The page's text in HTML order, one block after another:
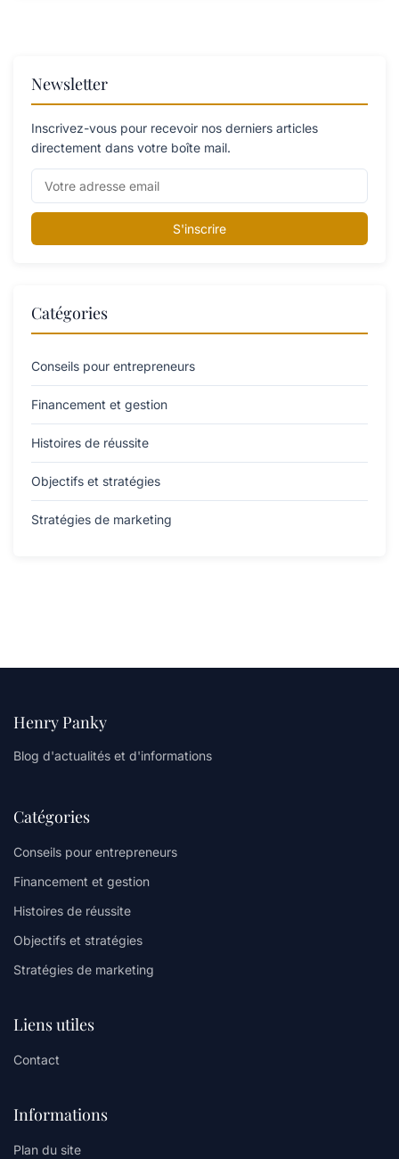
Newsletter
Inscrivez-vous pour recevoir nos derniers articles
directement dans votre boîte mail.
S'inscrire
Catégories
Conseils pour entrepreneurs
Financement et gestion
Histoires de réussite
Objectifs et stratégies
Stratégies de marketing
Henry Panky
Blog d'actualités et d'informations
Catégories
Conseils pour entrepreneurs
Financement et gestion
Histoires de réussite
Objectifs et stratégies
Stratégies de marketing
Liens utiles
Contact
Informations
Plan du site